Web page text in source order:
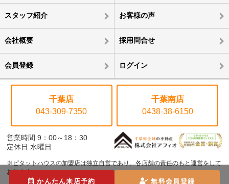
スタッフ紹介 お客様の声
会社概要 採用問合せ
会員登録 ログイン
千葉店
043-309-7350
千葉南店
0438-38-6150
営業時間 9：00～18：30
定休日 水曜日
※ピタットハウスの加盟店は独立自営であり、各店舗の責任のもと運営をして
おります。
かんたん来店予約 無料会員登録